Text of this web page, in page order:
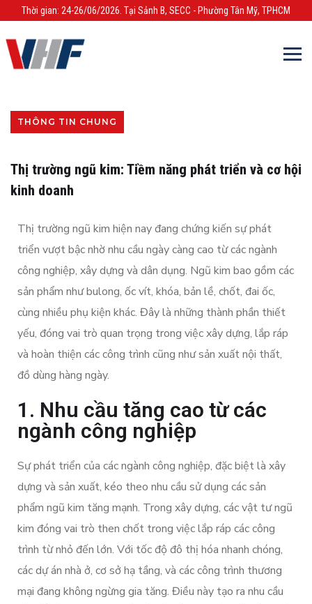
Thời gian: 24-26/06/2026. Tại Sảnh B, SECC - Phường Tân Mỹ, TPHCM
THÔNG TIN CHUNG
Thị trường ngũ kim: Tiềm năng phát triển và cơ hội
kinh doanh
Thị trường ngũ kim hiện nay đang chứng kiến sự phát
triển vượt bậc nhờ nhu cầu ngày càng cao từ các ngành
công nghiệp, xây dựng và dân dụng. Ngũ kim bao gồm các
sản phẩm như bulong, ốc vít, khóa, bản lề, chốt, đai ốc,
cùng nhiều phụ kiện khác. Đây là những thành phần thiết
yếu, đóng vai trò quan trọng trong việc xây dựng, lắp ráp
và hoàn thiện các công trình cũng như sản xuất nội thất,
đồ dùng hàng ngày.
1. Nhu cầu tăng cao từ các
ngành công nghiệp
Sự phát triển của các ngành công nghiệp, đặc biệt là xây
dựng và sản xuất, kéo theo nhu cầu sử dụng các sản
phẩm ngũ kim tăng mạnh. Trong xây dựng, các vật tư ngũ
kim đóng vai trò then chốt trong việc lắp ráp các công
trình từ nhỏ đến lớn. Với tốc độ đô thị hóa nhanh chóng,
các dự án nhà ở, cơ sở hạ tầng, và các công trình thương
mại đang không ngừng gia tăng. Điều này tạo ra nhu cầu